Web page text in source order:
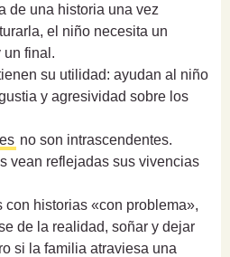
de una historia una vez
el niño necesita un
un final.
su utilidad: ayudan al niño
y agresividad sobre los
no son intrascendentes.
vean reflejadas sus vivencias
con historias «con problema»,
de la realidad, soñar y dejar
si la familia atraviesa una